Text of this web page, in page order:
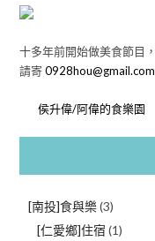
十多年前開始做美食節目
請寄0928hou@gmail.com
侯升偉/阿偉的食樂園
[南投]食與樂(3)
[仁愛鄉]住宿 (1)